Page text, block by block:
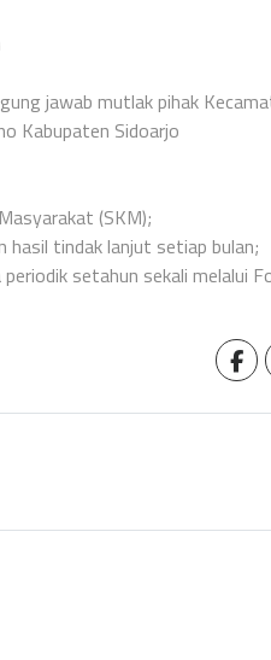
jawab mutlak pihak
Kabupaten Sidoarjo
(SKM);
hasil tindak lanjut setiap bulan;
setahun sekali melalui